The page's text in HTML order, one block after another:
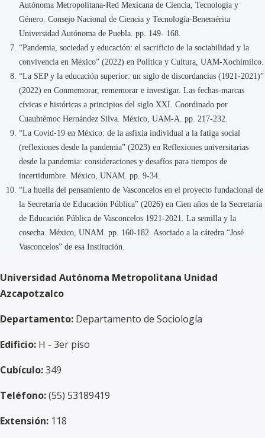
Autónoma Metropolitana-Red Mexicana de Ciencia, Tecnología y
Género. Consejo Nacional de Ciencia y Tecnología-Benemérita
Universidad Autónoma de Puebla. pp. 149- 168.
“Pandemia, sociedad y educación: el sacrificio de la sociabilidad y la
convivencia en México” (2022) en Política y Cultura, UAM-Xochimilco.
“La SEP y la educación superior: un siglo de discordancias (1921-2021)”
(2022) en Conmemorar, rememorar e investigar. Las fechas-marcas
cívicas e históricas a principios del siglo XXI. Coordinado por
Cuauhtémoc Hernández Silva. México, UAM-A. pp. 217-232.
“La Covid-19 en México: de la asfixia individual a la fatiga social
(reflexiones desde la pandemia” (2023) en Reflexiones universitarias
desde la pandemia: consideraciones y desafíos para tiempos de
incertidumbre. México, UNAM. pp. 9-34.
“La huella del pensamiento de Vasconcelos en el proyecto fundacional de
la Secretaría de Educación Pública” (2026) en Cien años de la Secretaría
de Educación Pública de Vasconcelos 1921-2021. La semilla y la
cosecha. México, UNAM. pp. 160-182. Asociado a la cátedra “José
Vasconcelos” de esa Institución.
Universidad Autónoma Metropolitana Unidad
Azcapotzalco
Departamento: Departamento de Sociología
Edificio: H - 3er piso
Cubículo:349
Teléfono:(55) 53189419
Extensión: 118